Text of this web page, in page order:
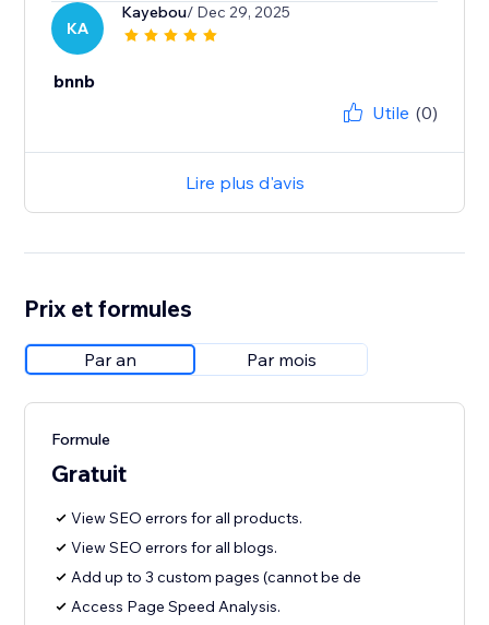
KA
Kayebou/ Dec 29, 2025
bnnb
Utile (0)
Lire plus d'avis
Prix et formules
Par an Par mois
Formule
Gratuit
View SEO errors for all products.
View SEO errors for all blogs.
Add up to 3 custom pages (cannot be de
Access Page Speed Analysis.